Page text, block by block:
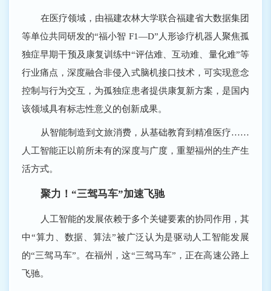
在医疗领域，由福建农林大学联合福建省大数据集团
等单位共同研发的“福小智 F1―D”人形诊疗机器人聚焦孤
独症早期干预及康复训练中“评估难、互动难、量化难”等
行业痛点，深度融合非侵入式脑机接口技术，可实现意念
控制与行为交互，为孤独症患者提供康复新方案，是国内
该领域具有标志性意义的创新成果。
从智能制造到文旅消费，从基础教育到精准医疗……
人工智能正以前所未有的深度与广度，重塑福州的生产生
活方式。
聚力！“三驾马车”加速飞驰
人工智能的发展依赖于多个关键要素的协同作用，其
中“算力、数据、算法”被广泛认为是驱动人工智能发展
的“三驾马车”。在福州，这“三驾马车”，正在高速公路上
飞驰。